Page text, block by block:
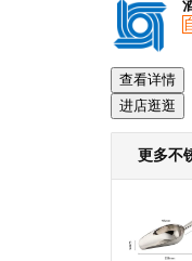
查看详情
进店逛逛
更多不